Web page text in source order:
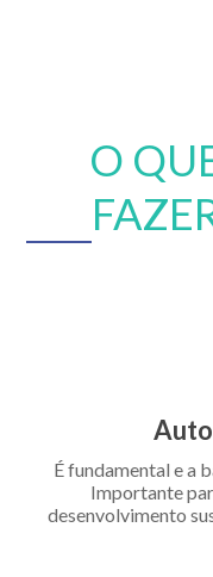
O
É fundamental e a
Importante
desenvolvimento